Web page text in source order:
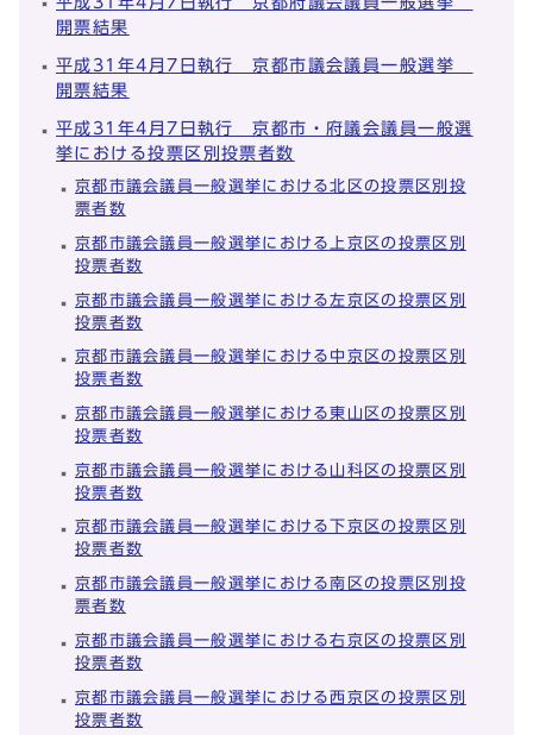
開票結果
平成31年4月7日執行 京都市議会議員一般選挙
開票結果
平成31年4月7日執行 京都市・府議会議員一般選
挙における投票区別投票者数
京都市議会議員一般選挙における北区の投票区別投
票者数
京都市議会議員一般選挙における上京区の投票区別
投票者数
京都市議会議員一般選挙における左京区の投票区別
投票者数
京都市議会議員一般選挙における中京区の投票区別
投票者数
京都市議会議員一般選挙における東山区の投票区別
投票者数
京都市議会議員一般選挙における山科区の投票区別
投票者数
京都市議会議員一般選挙における下京区の投票区別
投票者数
京都市議会議員一般選挙における南区の投票区別投
票者数
京都市議会議員一般選挙における右京区の投票区別
投票者数
京都市議会議員一般選挙における西京区の投票区別
投票者数